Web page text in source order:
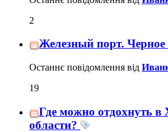
2
Железный порт. Черное
Останнє повідомлення від
19
Где можно отдохнуть в
области?